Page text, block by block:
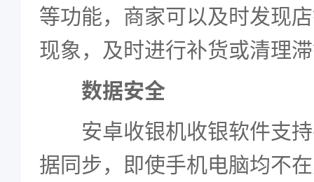
等功能，商家可以及时发现
现象，及时进行补货或清理
数据安全
安卓收银机收银软件支持
据同步，即使手机电脑均不